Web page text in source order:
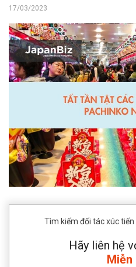
17/03/2023
Tìm kiếm đối tác xúc
Hãy liên hệ
Miễn